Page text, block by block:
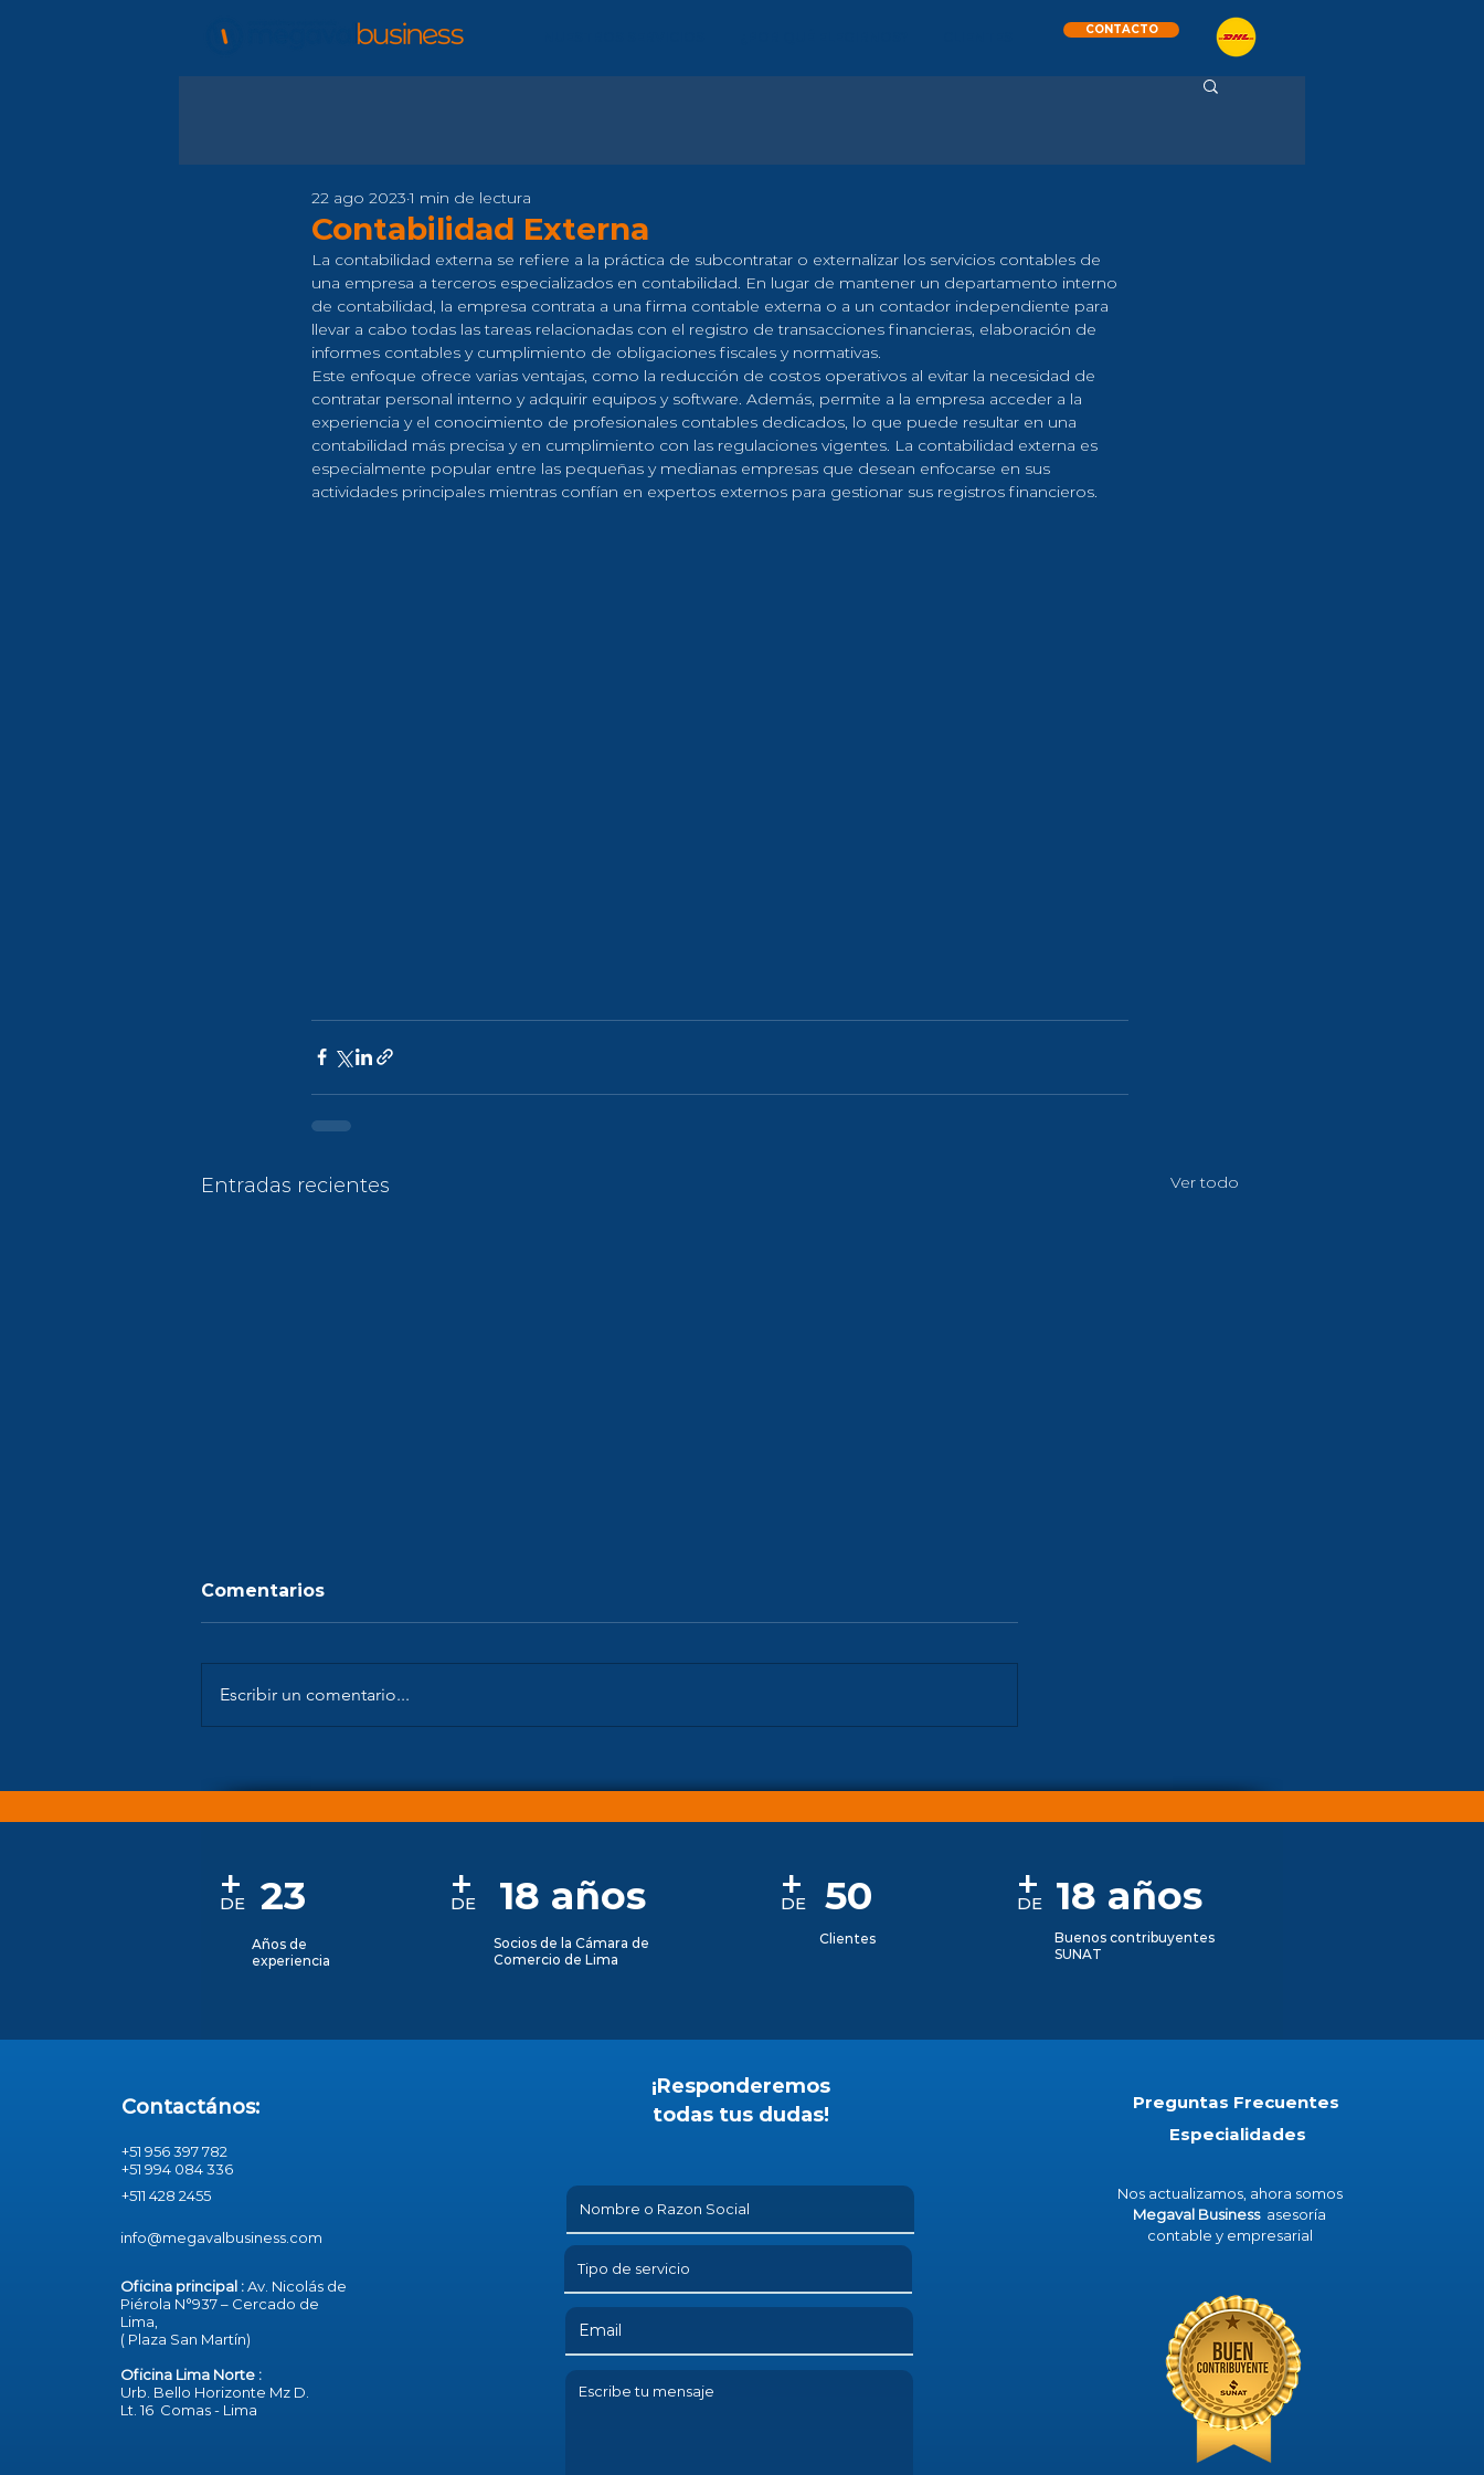
CONTACTO
Contabilidad Externa
22 ago 2023 1 min de lectura
La contabilidad externa se refiere a la práctica de subcontratar o externalizar los servicios contables de
una empresa a terceros especializados en contabilidad. En lugar de mantener un departamento interno
de contabilidad, la empresa contrata a una firma contable externa o a un contador independiente para
llevar a cabo todas las tareas relacionadas con el registro de transacciones financieras, elaboración de
informes contables y cumplimiento de obligaciones fiscales y normativas.
Este enfoque ofrece varias ventajas, como la reducción de costos operativos al evitar la necesidad de
contratar personal interno y adquirir equipos y software. Además, permite a la empresa acceder a la
experiencia y el conocimiento de profesionales contables dedicados, lo que puede resultar en una
contabilidad más precisa y en cumplimiento con las regulaciones vigentes. La contabilidad externa es
especialmente popular entre las pequeñas y medianas empresas que desean enfocarse en sus
actividades principales mientras confían en expertos externos para gestionar sus registros financieros.
Entradas recientes Ver todo
Empresas
empresariales
Auditoria
Comentarios
Escribir un comentario...
+
DE 23
Años de
experiencia
+
DE 18 años
Socios de la Cámara de
Comercio de Lima
+
DE 50
Clientes
18 años
+
DE
Buenos contribuyentes
SUNAT
Contactános:
+51 956 397 782
+51 994 084 336
+511 428 2455
info@megavalbusiness.com
Oficina principal :Av. Nicolás de
Piérola N°937 – Cercado de
Lima,
( Plaza San Martín)
Oficina Lima Norte :
Urb. Bello Horizonte Mz D.
Lt. 16 Comas - Lima
¡Responderemos
todas tus dudas!
Preguntas Frecuentes
Especialidades
Nos actualizamos, ahora somos
Megaval Business asesoría
contable y empresarial